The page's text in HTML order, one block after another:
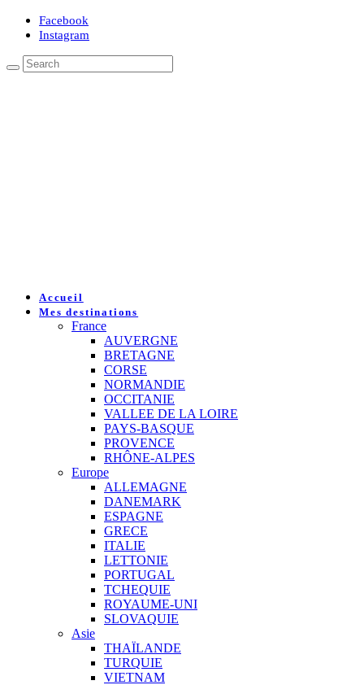
Facebook
Instagram
Accueil
Mes destinations
France
AUVERGNE
BRETAGNE
CORSE
NORMANDIE
OCCITANIE
VALLEE DE LA LOIRE
PAYS-BASQUE
PROVENCE
RHÔNE-ALPES
Europe
ALLEMAGNE
DANEMARK
ESPAGNE
GRECE
ITALIE
LETTONIE
PORTUGAL
TCHEQUIE
ROYAUME-UNI
SLOVAQUIE
Asie
THAÏLANDE
TURQUIE
VIETNAM